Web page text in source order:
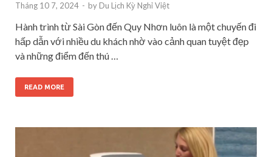
Tháng 10 7, 2024 - by Du Lịch Kỳ Nghỉ Việt
Hành trình từ Sài Gòn đến Quy Nhơn luôn là một chuyến đi
hấp dẫn với nhiều du khách nhờ vào cảnh quan tuyệt đẹp
và những điểm đến thú …
READ MORE